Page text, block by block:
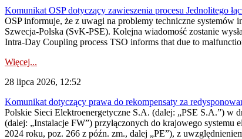
Komunikat OSP dotyczący zawieszenia procesu Jednolitego
OSP informuje, że z uwagi na problemy techniczne
Szwecja-Polska (SvK-PSE). Kolejna wiadomość zostanie
Intra-Day Coupling process TSO informs that due to
Więcej...
28 lipca 2026, 12:52
Komunikat dotyczący prawa do rekompensaty za
Polskie Sieci Elektroenergetyczne S.A. (dalej: „PSE S.A.”) w
(dalej: „Instalacje FW”) przyłączonych do krajowego
2024 roku, poz. 266 z późn. zm., dalej „PE”), z